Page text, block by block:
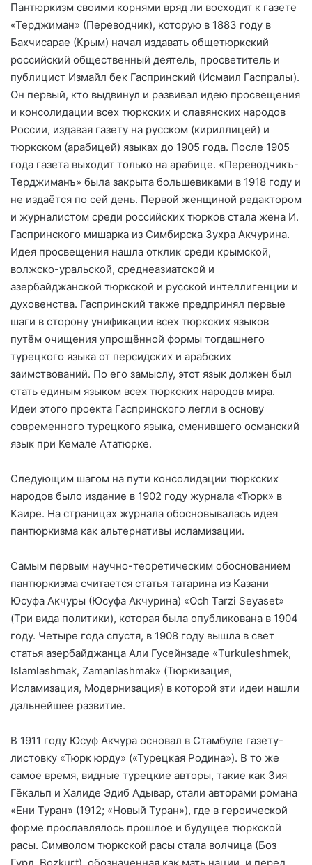
Пантюркизм своими корнями вряд ли восходит к газете
«Терджиман» (Переводчик), которую в 1883 году в
Бахчисарае (Крым) начал издавать общетюркский
российский общественный деятель, просветитель и
публицист Измайл бек Гаспринский (Исмаил Гаспралы).
Он первый, кто выдвинул и развивал идею просвещения
и консолидации всех тюркских и славянских народов
России, издавая газету на русском (кириллицей) и
тюркском (арабицей) языках до 1905 года. После 1905
года газета выходит только на арабице. «Переводчикъ-
Терджиманъ» была закрыта большевиками в 1918 году и
не издаётся по сей день. Первой женщиной редактором
и журналистом среди российских тюрков стала жена И.
Гаспринского мишарка из Симбирска Зухра Акчурина.
Идея просвещения нашла отклик среди крымской,
волжско-уральской, среднеазиатской и
азербайджанской тюркской и русской интеллигенции и
духовенства. Гаспринский также предпринял первые
шаги в сторону унификации всех тюркских языков
путём очищения упрощённой формы тогдашнего
турецкого языка от персидских и арабских
заимствований. По его замыслу, этот язык должен был
стать единым языком всех тюркских народов мира.
Идеи этого проекта Гаспринского легли в основу
современного турецкого языка, сменившего османский
язык при Кемале Ататюрке.
Следующим шагом на пути консолидации тюркских
народов было издание в 1902 году журнала «Тюрк» в
Каире. На страницах журнала обосновывалась идея
пантюркизма как альтернативы исламизации.
Самым первым научно-теоретическим обоснованием
пантюркизма считается статья татарина из Казани
Юсуфа Акчуры (Юсуфа Акчурина) «Och Tarzi Seyaset»
(Три вида политики), которая была опубликована в 1904
году. Четыре года спустя, в 1908 году вышла в свет
статья азербайджанца Али Гусейнзаде «Turkuleshmek,
Islamlashmak, Zamanlashmak» (Тюркизация,
Исламизация, Модернизация) в которой эти идеи нашли
дальнейшее развитие.
В 1911 году Юсуф Акчура основал в Стамбуле газету-
листовку «Тюрк юрду» («Турецкая Родина»). В то же
самое время, видные турецкие авторы, такие как Зия
Гёкальп и Халиде Эдиб Адывар, стали авторами романа
«Ени Туран» (1912; «Новый Туран»), где в героической
форме прославлялось прошлое и будущее тюркской
расы. Символом тюркской расы стала волчица (Боз